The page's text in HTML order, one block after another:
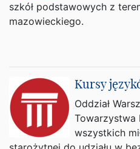
szkół podstawowych z
mazowieckiego.
Kursy
Oddział
Towarzystwa
wszystkich